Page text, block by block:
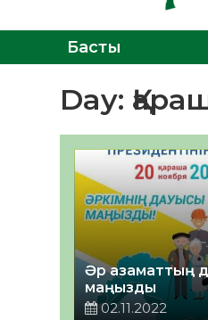
Басты
Day:
Әр азаматтың
маңызды
02.11.2022